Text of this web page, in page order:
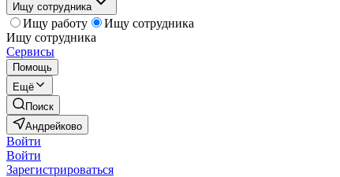
Ищу сотрудника
Ищу работу
Ищу сотрудника
Ищу сотрудника
Сервисы
Помощь
Ещё
Поиск
Андрейково
Войти
Войти
Зарегистрироваться